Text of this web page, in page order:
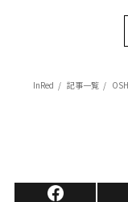
InRed 記事一覧